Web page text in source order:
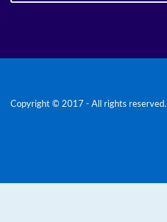
Copyright © 2017 - All rights reserved.